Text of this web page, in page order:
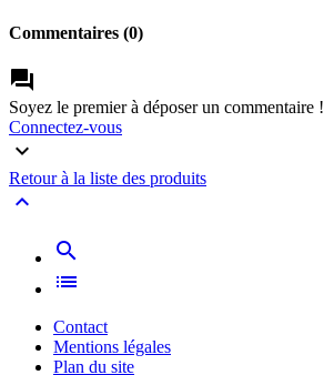
Commentaires (0)
forum
Soyez le premier à déposer un commentaire !
Connectez-vous
keyboard_arrow_down
Retour à la liste des produits
expand_less
search
list
Contact
Mentions légales
Plan du site